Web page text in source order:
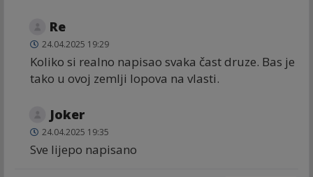
Re
24.04.2025 19:29
Koliko si realno napisao svaka čast druze. Bas je
tako u ovoj zemlji lopova na vlasti.
Joker
24.04.2025 19:35
Sve lijepo napisano